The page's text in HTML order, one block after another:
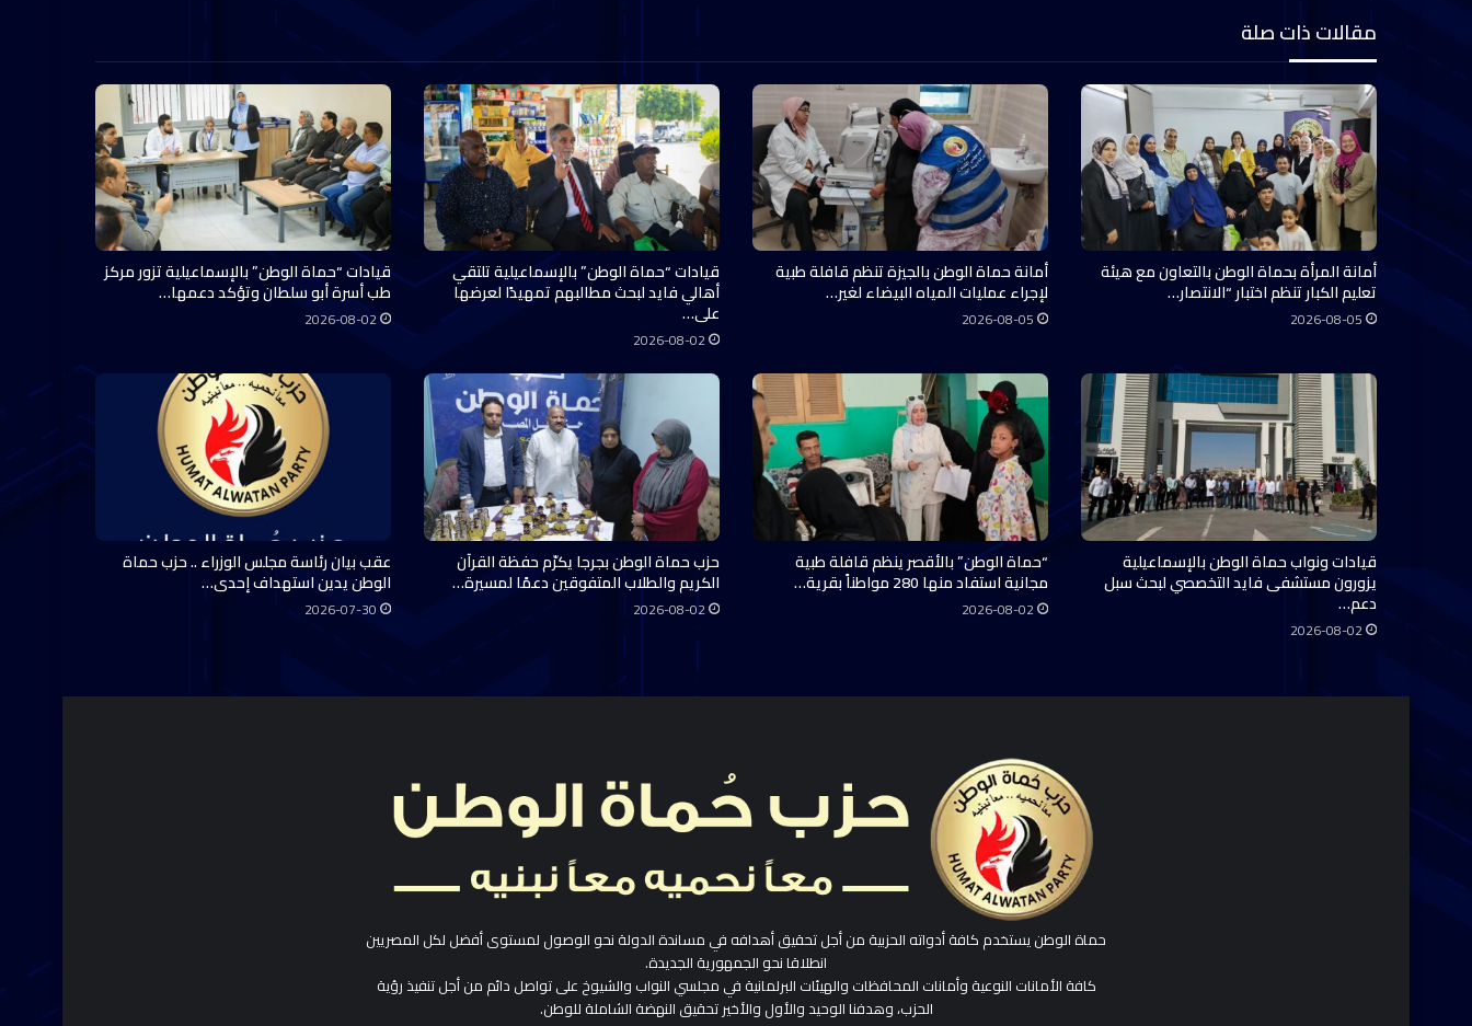
مقالات ذات صلة
أمانة المرأة بحماة الوطن بالتعاون مع هيئة
تعليم الكبار تنظم اختبار “الانتصار…
2026-08-05
أمانة حماة الوطن بالجيزة تنظم قافلة طبية
لإجراء عمليات المياه البيضاء لغير…
2026-08-05
قيادات “حماة الوطن” بالإسماعيلية تلتقي
أهالي فايد لبحث مطالبهم تمهيدًا لعرضها
على…
2026-08-02
قيادات “حماة الوطن” بالإسماعيلية تزور مركز
طب أسرة أبو سلطان وتؤكد دعمها…
2026-08-02
قيادات ونواب حماة الوطن بالإسماعيلية
يزورون مستشفى فايد التخصصي لبحث سبل
دعم…
2026-08-02
“حماة الوطن” بالأقصر ينظم قافلة طبية
مجانية استفاد منها 280 مواطناً بقرية…
2026-08-02
حزب حماة الوطن بجرجا يكرّم حفظة القرآن
الكريم والطلاب المتفوقين دعمًا لمسيرة…
2026-08-02
عقب بيان رئاسة مجلس الوزراء .. حزب حماة
الوطن يدين استهداف إحدى…
2026-07-30
حماة الوطن يستخدم كافة أدواته الحزبية من أجل تحقيق أهدافه في مساندة الدولة نحو الوصول لمستوى أفضل لكل المصريين
انطلاقا نحو الجمهورية الجديدة.
كافة الأمانات النوعية وأمانات المحافظات والهيئات البرلمانية في مجلسي النواب والشيوخ على تواصل دائم من أجل تنفيذ رؤية
الحزب، وهدفنا الوحيد والأول والأخير تحقيق النهضة الشاملة للوطن.